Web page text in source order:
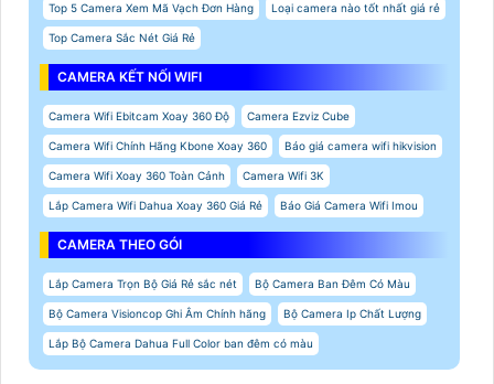
Top 5 Camera Xem Mã Vạch Đơn Hàng Loại camera nào tốt nhất giá rẻ
Top Camera Sắc Nét Giá Rẻ
CAMERA KẾT NỐI WIFI
Camera Wifi Ebitcam Xoay 360 Độ Camera Ezviz Cube
Camera Wifi Chính Hãng Kbone Xoay 360 Báo giá camera wifi hikvision
Camera Wifi Xoay 360 Toàn Cảnh Camera Wifi 3K
Lắp Camera Wifi Dahua Xoay 360 Giá Rẻ Báo Giá Camera Wifi Imou
CAMERA THEO GÓI
Lắp Camera Trọn Bộ Giá Rẻ sắc nét Bộ Camera Ban Đêm Có Màu
Bộ Camera Visioncop Ghi Âm Chính hãng Bộ Camera Ip Chất Lượng
Lắp Bộ Camera Dahua Full Color ban đêm có màu